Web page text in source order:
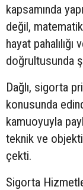
kapsamında
değil,
hayat
doğrultusunda
Dağlı, sigorta
konusunda
kamuoyuyla
teknik ve
çekti.
Sigorta